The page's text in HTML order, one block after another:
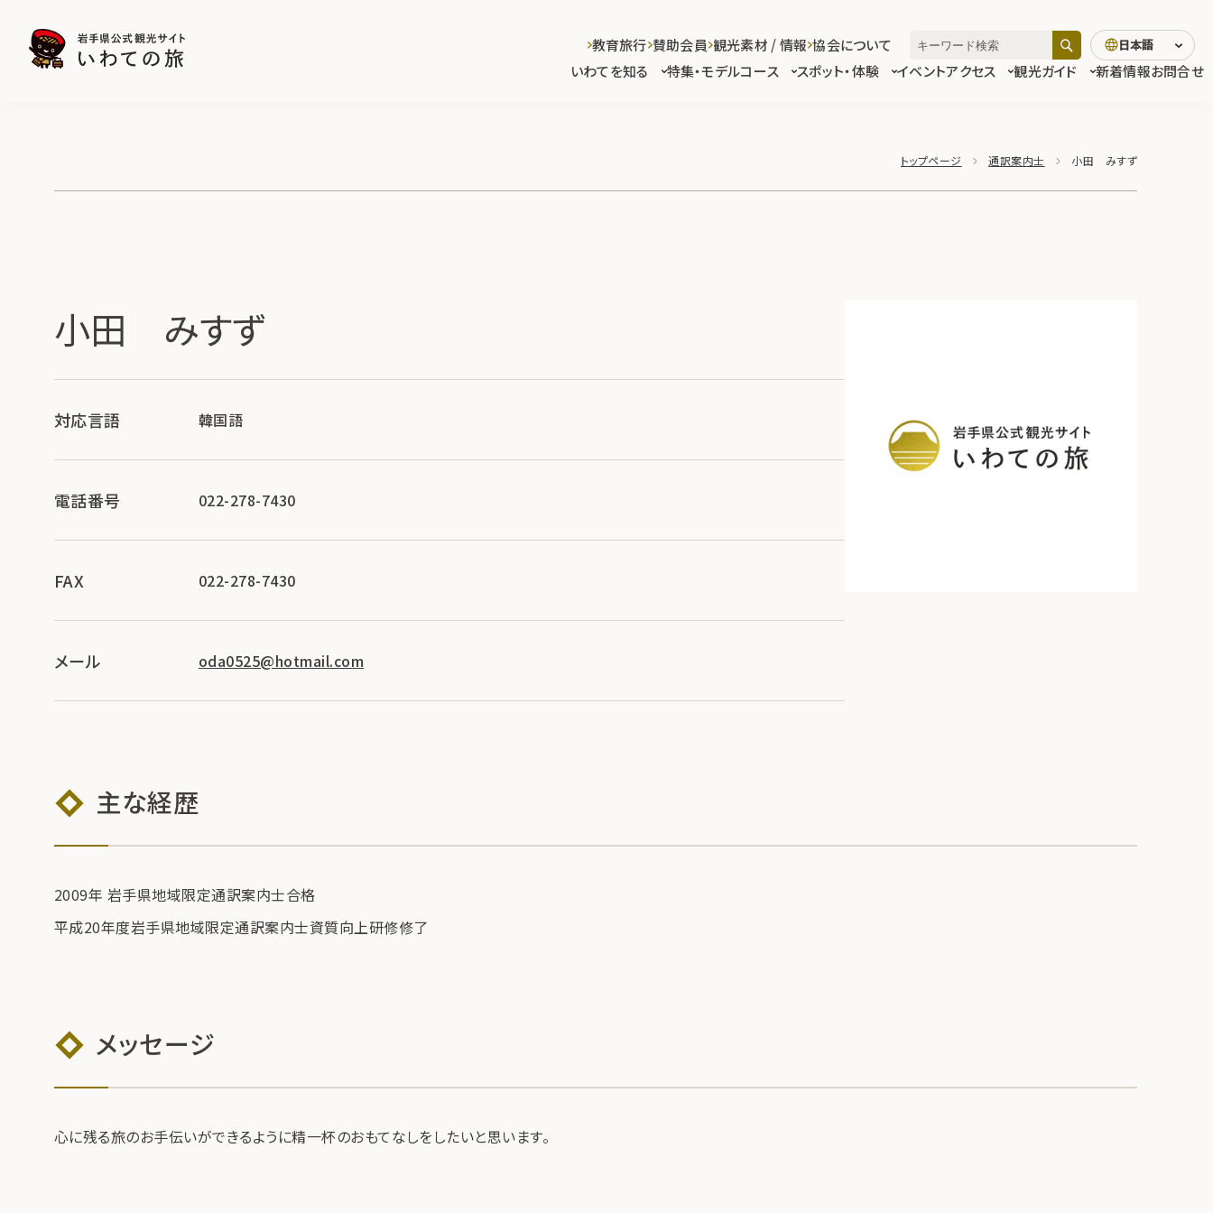
いわてを知る 特集・モデルコース スポット・体験 イベントアクセス 観光ガイド 新着情報お問合せ
教育旅行 賛助会員 観光素材 / 情報 協会について 日本語
トップページ 通訳案内士 小田 みすず
小田 みすず
対応言語 韓国語
電話番号 022-278-7430
FAX 022-278-7430
メール oda0525@hotmail.com
主な経歴
2009年 岩手県地域限定通訳案内士合格
平成20年度岩手県地域限定通訳案内士資質向上研修修了
メッセージ
心に残る旅のお手伝いができるように精一杯のおもてなしをしたいと思います。